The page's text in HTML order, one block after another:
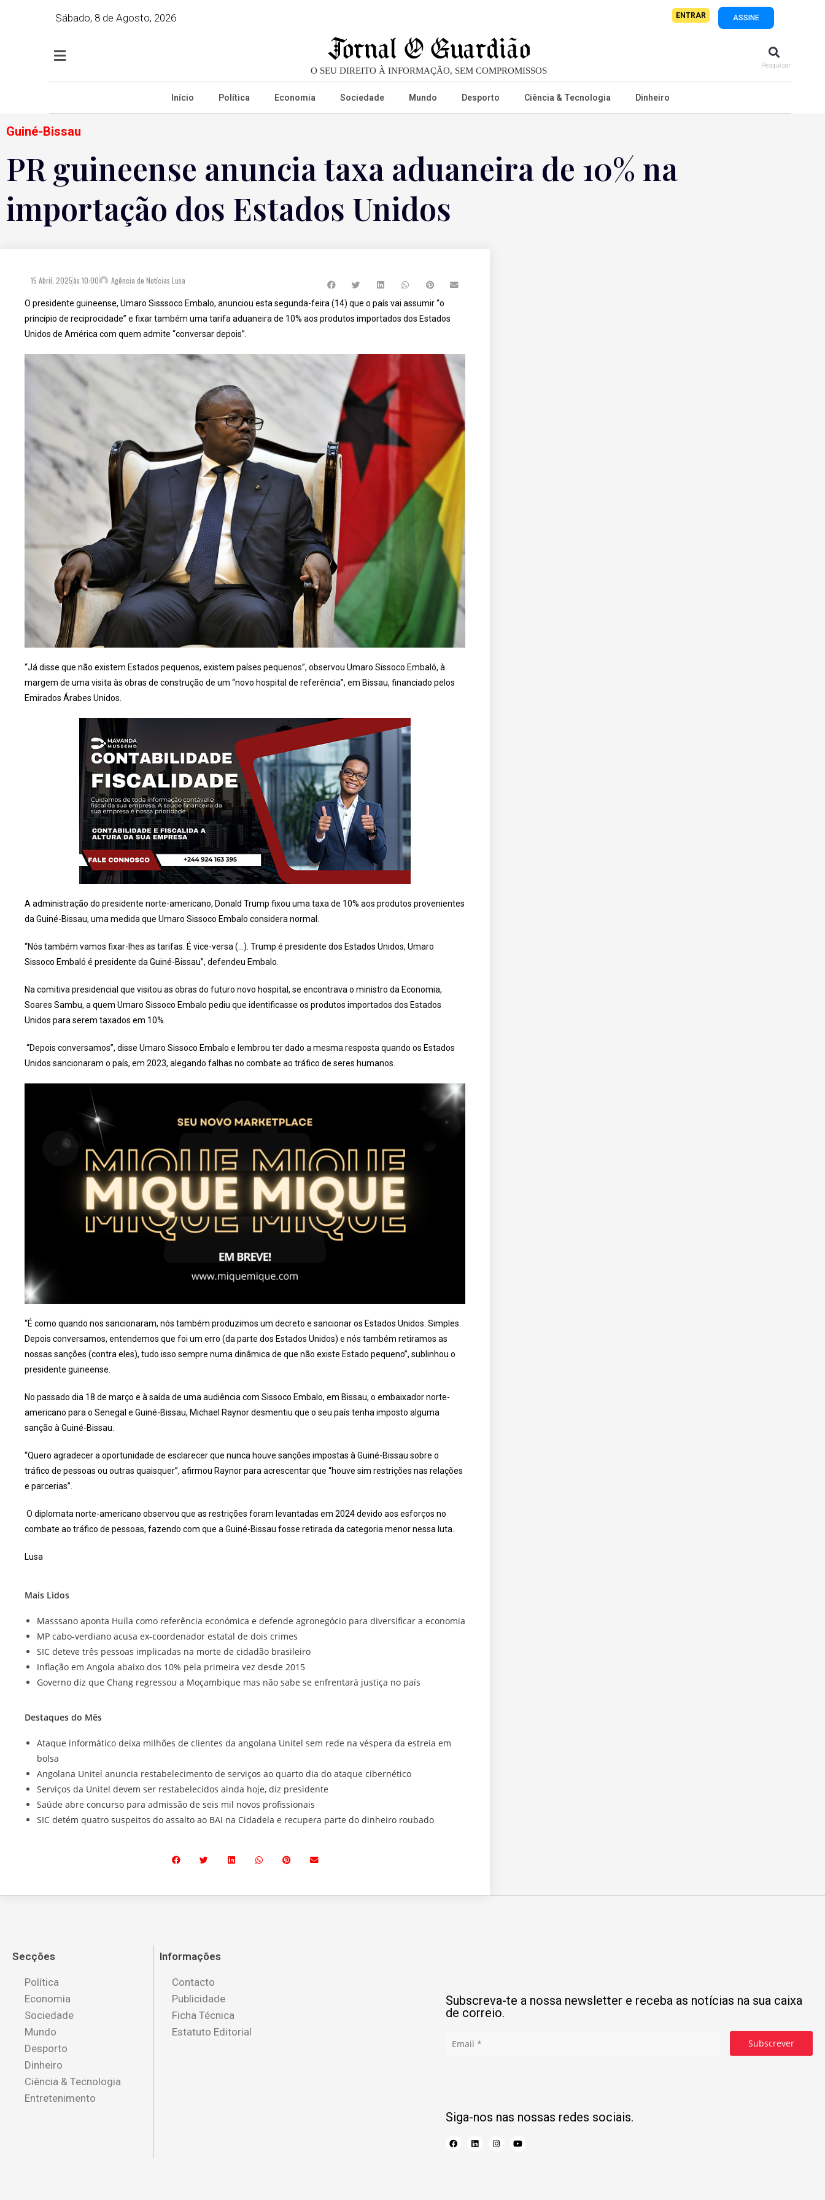
Sábado, 8 de Agosto, 2026 ENTRAR ASSINE
O SEU DIREITO À INFORMAÇÃO, SEM COMPROMISSOS
Pesquisar
Início Política Economia Sociedade Mundo Desporto Ciência & Tecnologia Dinheiro
Guiné-Bissau
PR guineense anuncia taxa aduaneira de 10% na
importação dos Estados Unidos
15 Abril, 2025às 10:00 Agência de Notícias Lusa
O presidente guineense, Umaro Sisssoco Embalo, anunciou esta segunda-feira (14) que o país vai assumir “o
princípio de reciprocidade” e fixar também uma tarifa aduaneira de 10% aos produtos importados dos Estados
Unidos de América com quem admite “conversar depois”.
“Já disse que não existem Estados pequenos, existem países pequenos”, observou Umaro Sissoco Embaló, à
margem de uma visita às obras de construção de um “novo hospital de referência”, em Bissau, financiado pelos
Emirados Árabes Unidos.
A administração do presidente norte-americano, Donald Trump fixou uma taxa de 10% aos produtos provenientes
da Guiné-Bissau, uma medida que Umaro Sissoco Embalo considera normal.
“Nós também vamos fixar-lhes as tarifas. É vice-versa (…). Trump é presidente dos Estados Unidos, Umaro
Sissoco Embaló é presidente da Guiné-Bissau”, defendeu Embalo.
Na comitiva presidencial que visitou as obras do futuro novo hospital, se encontrava o ministro da Economia,
Soares Sambu, a quem Umaro Sissoco Embalo pediu que identificasse os produtos importados dos Estados
Unidos para serem taxados em 10%.
“Depois conversamos”, disse Umaro Sissoco Embalo e lembrou ter dado a mesma resposta quando os Estados
Unidos sancionaram o país, em 2023, alegando falhas no combate ao tráfico de seres humanos.
“É como quando nos sancionaram, nós também produzimos um decreto e sancionar os Estados Unidos. Simples.
Depois conversamos, entendemos que foi um erro (da parte dos Estados Unidos) e nós também retiramos as
nossas sanções (contra eles), tudo isso sempre numa dinâmica de que não existe Estado pequeno”, sublinhou o
presidente guineense.
No passado dia 18 de março e à saída de uma audiência com Sissoco Embalo, em Bissau, o embaixador norte-
americano para o Senegal e Guiné-Bissau, Michael Raynor desmentiu que o seu país tenha imposto alguma
sanção à Guiné-Bissau.
“Quero agradecer a oportunidade de esclarecer que nunca houve sanções impostas à Guiné-Bissau sobre o
tráfico de pessoas ou outras quaisquer”, afirmou Raynor para acrescentar que “houve sim restrições nas relações
e parcerias”.
O diplomata norte-americano observou que as restrições foram levantadas em 2024 devido aos esforços no
combate ao tráfico de pessoas, fazendo com que a Guiné-Bissau fosse retirada da categoria menor nessa luta.
Lusa
Mais Lidos
Masssano aponta Huíla como referência económica e defende agronegócio para diversificar a economia
MP cabo-verdiano acusa ex-coordenador estatal de dois crimes
SIC deteve três pessoas implicadas na morte de cidadão brasileiro
Inflação em Angola abaixo dos 10% pela primeira vez desde 2015
Governo diz que Chang regressou a Moçambique mas não sabe se enfrentará justiça no país
Destaques do Mês
Ataque informático deixa milhões de clientes da angolana Unitel sem rede na véspera da estreia em
bolsa
Angolana Unitel anuncia restabelecimento de serviços ao quarto dia do ataque cibernético
Serviços da Unitel devem ser restabelecidos ainda hoje, diz presidente
Saúde abre concurso para admissão de seis mil novos profissionais
SIC detém quatro suspeitos do assalto ao BAI na Cidadela e recupera parte do dinheiro roubado
Secções
Política
Economia
Sociedade
Mundo
Desporto
Dinheiro
Ciência & Tecnologia
Entretenimento
Informações
Contacto
Publicidade
Ficha Técnica
Estatuto Editorial
Subscreva-te a nossa newsletter e receba as notícias na sua caixa
de correio.
Subscrever
Siga-nos nas nossas redes sociais.